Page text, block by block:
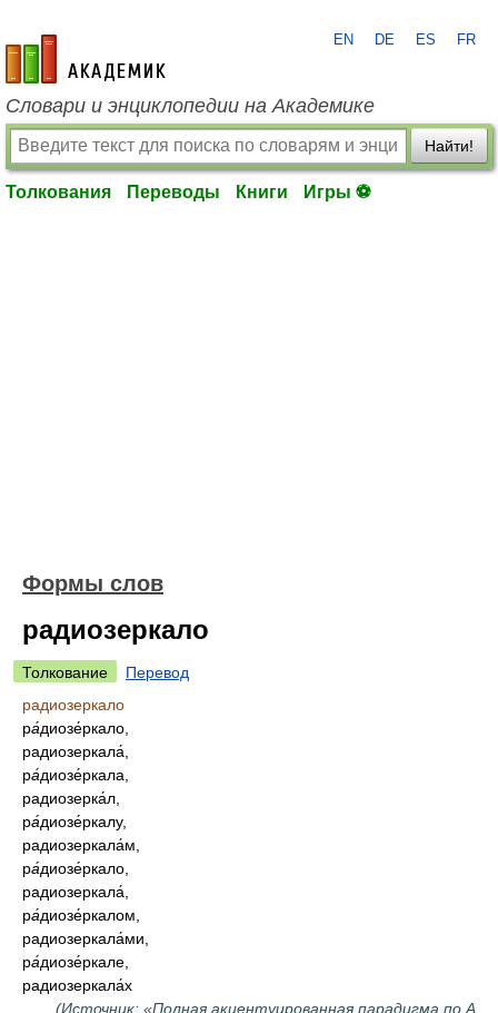
academic.ru
EN DE ES FR
Словари и энциклопедии на Академике
Найти!
Толкования Переводы Книги Игры ⚽
Формы слов
радиозеркало
Толкование
Перевод
радиозеркало
ра́диозе́ркало,
радиозеркала́,
ра́диозе́ркала,
радиозерка́л,
ра́диозе́ркалу,
радиозеркала́м,
ра́диозе́ркало,
радиозеркала́,
ра́диозе́ркалом,
радиозеркала́ми,
ра́диозе́ркале,
радиозеркала́х
(Источник: «Полная акцентуированная парадигма по А.